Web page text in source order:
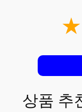
상품 추